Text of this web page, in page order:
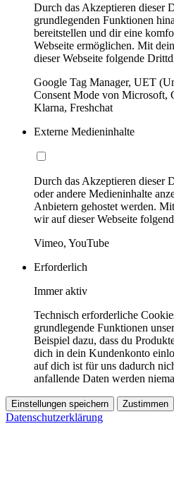
Durch das Akzeptieren dieser
grundlegenden Funktionen
bereitstellen und dir eine
Webseite ermöglichen. Mit
dieser Webseite folgende
Google Tag Manager, UET
Consent Mode von Microsoft,
Klarna, Freshchat
Externe Medieninhalte
Durch das Akzeptieren dieser
oder andere Medieninhalte
Anbietern gehostet werden.
wir auf dieser Webseite
Vimeo, YouTube
Erforderlich
Immer aktiv
Technisch erforderliche
grundlegende Funktionen
Beispiel dazu, dass du
dich in dein Kundenkonto
auf dich ist für uns dadurch
anfallende Daten werden
Einstellungen speichern Zustimmen
Datenschutzerklärung